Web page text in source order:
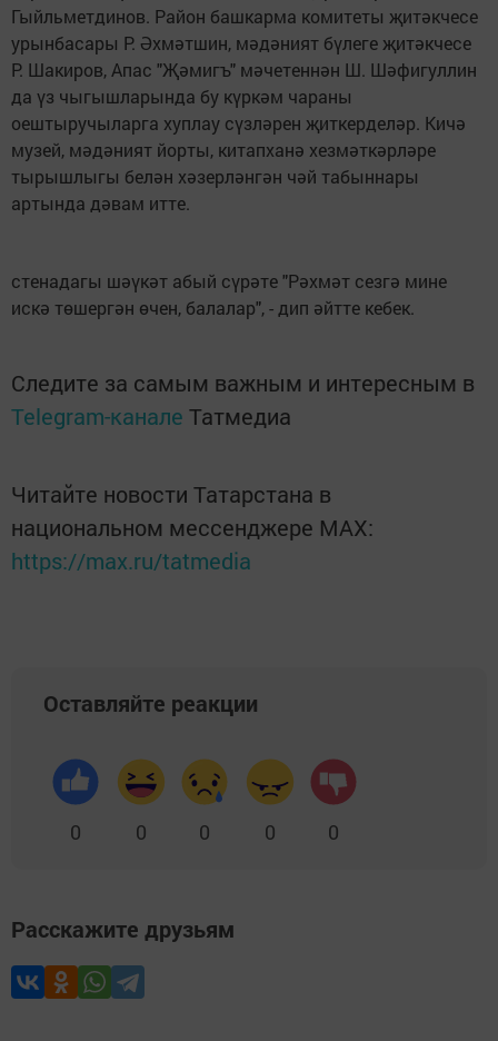
Гыйльметдинов. Район башкарма комитеты җи­тәкчесе
урынбасары Р. Әхмәтшин, мә­дәният бүлеге җитәкчесе
Р. Шакиров, Апас "Җәмигъ" мәчетеннән Ш. Шәфигуллин
да үз чыгышларында бу күркәм чараны
оештыручыларга хуплау сүзләрен җиткерделәр. Кичә
музей, мә­дәният йорты, китапханә хезмәткәрләре
тырышлыгы белән хәзерләнгән чәй табыннары
артында дә­вам итте.
стенадагы шәүкәт абый сүрәте "Рәхмәт сезгә мине
искә төшергән өчен, балалар", - дип әйтте кебек.
Следите за самым важным и интересным в
Telegram-канале Татмедиа
Читайте новости Татарстана в
национальном мессенджере MАХ:
https://max.ru/tatmedia
Оставляйте реакции
0 0 0 0 0
Расскажите друзьям